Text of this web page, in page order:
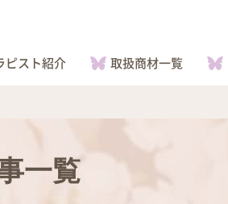
ピスト紹介 取扱商材一覧
一覧